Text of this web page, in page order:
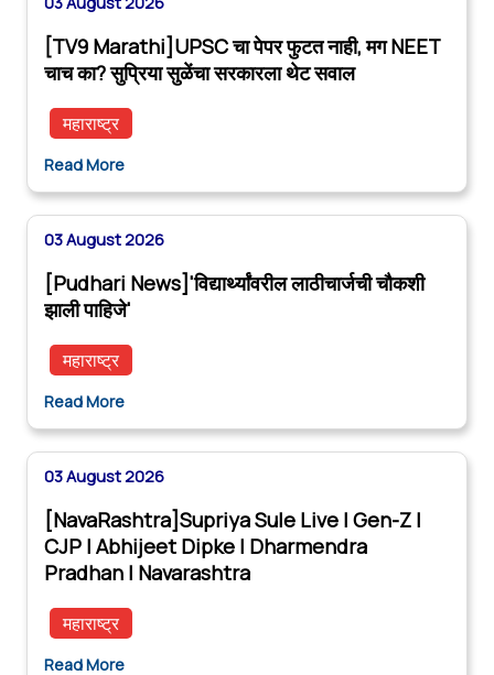
[TV9 Marathi]UPSC चा पेपर फुटत नाही, मग NEET
चाच का? सुप्रिया सुळेंचा सरकारला थेट सवाल
महाराष्ट्र
Read More
03 August 2026
[Pudhari News]'विद्यार्थ्यांवरील लाठीचार्जची चौकशी
झाली पाहिजे'
महाराष्ट्र
Read More
03 August 2026
[NavaRashtra]Supriya Sule Live | Gen-Z |
CJP | Abhijeet Dipke | Dharmendra
Pradhan | Navarashtra
महाराष्ट्र
Read More